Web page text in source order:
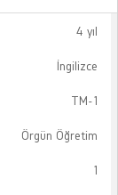
4 yıl
İngilizce
TM-1
Örgün Öğretim
1